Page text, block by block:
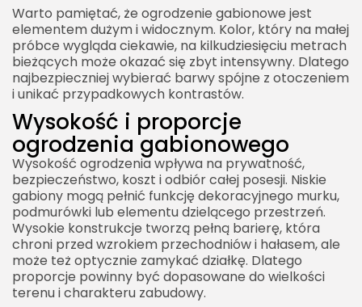
Warto pamiętać, że ogrodzenie gabionowe jest
elementem dużym i widocznym. Kolor, który na małej
próbce wygląda ciekawie, na kilkudziesięciu metrach
bieżących może okazać się zbyt intensywny. Dlatego
najbezpieczniej wybierać barwy spójne z otoczeniem
i unikać przypadkowych kontrastów.
Wysokość i proporcje
ogrodzenia gabionowego
Wysokość ogrodzenia wpływa na prywatność,
bezpieczeństwo, koszt i odbiór całej posesji. Niskie
gabiony mogą pełnić funkcję dekoracyjnego murku,
podmurówki lub elementu dzielącego przestrzeń.
Wysokie konstrukcje tworzą pełną barierę, która
chroni przed wzrokiem przechodniów i hałasem, ale
może też optycznie zamykać działkę. Dlatego
proporcje powinny być dopasowane do wielkości
terenu i charakteru zabudowy.